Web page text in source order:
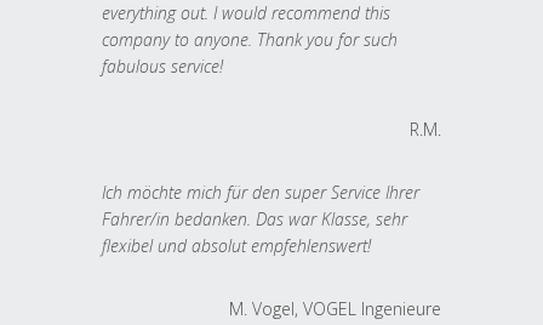
everything out. I would recommend this
company to anyone. Thank you for such
fabulous service!
R.M.
Ich möchte mich für den super Service Ihrer
Fahrer/in bedanken. Das war Klasse, sehr
flexibel und absolut empfehlenswert!
M. Vogel, VOGEL Ingenieure